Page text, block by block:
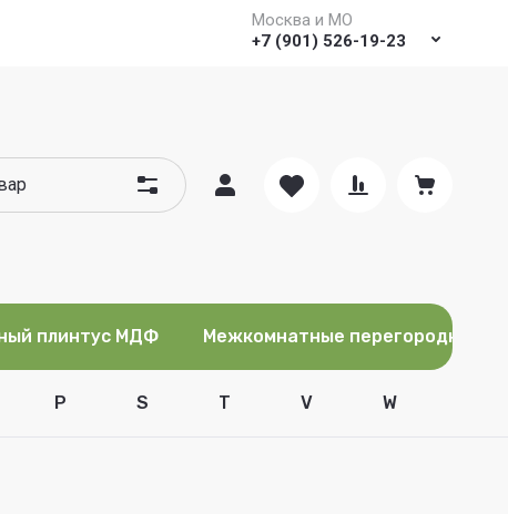
Москва и МО
+7 (901) 526-19-23
плинтус МДФ Межкомнатные перегородки
P S T V W